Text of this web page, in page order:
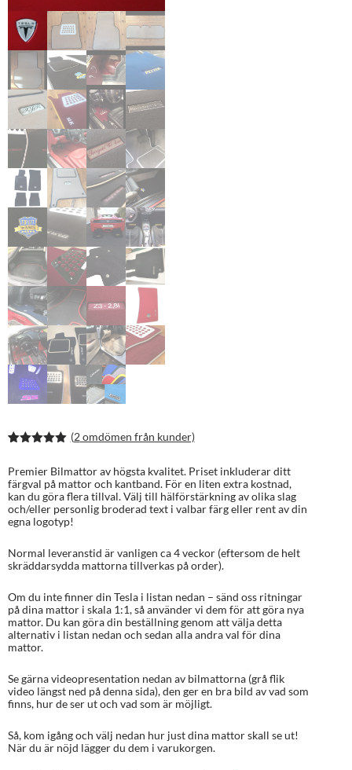
baserat på
kundrecens
ioner
(2omdömen från kunder)
Premier Bilmattor av högsta kvalitet. Priset inkluderar ditt
färgval på mattor och kantband. För en liten extra kostnad,
kan du göra flera tillval. Välj till hälförstärkning av olika slag
och/eller personlig broderad text i valbar färg eller rent av din
egna logotyp!
Normal leveranstid är vanligen ca 4 veckor (eftersom de helt
skräddarsydda mattorna tillverkas på order).
Om du inte finner din Tesla i listan nedan – sänd oss ritningar
på dina mattor i skala 1:1, så använder vi dem för att göra nya
mattor. Du kan göra din beställning genom att välja detta
alternativ i listan nedan och sedan alla andra val för dina
mattor.
Se gärna videopresentation nedan av bilmattorna (grå flik
video längst ned på denna sida), den ger en bra bild av vad som
finns, hur de ser ut och vad som är möjligt.
Så, kom igång och välj nedan hur just dina mattor skall se ut!
När du är nöjd lägger du dem i varukorgen.